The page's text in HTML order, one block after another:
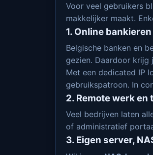
Voor veel gebruikers
makkelijker maakt.
1. Online
Belgische banken en
gezien. Daardoor
Met een dedicated IP
gebruikspatroon. In
2. Remote werk
Veel bedrijven laten
of administratief
3. Eigen server,